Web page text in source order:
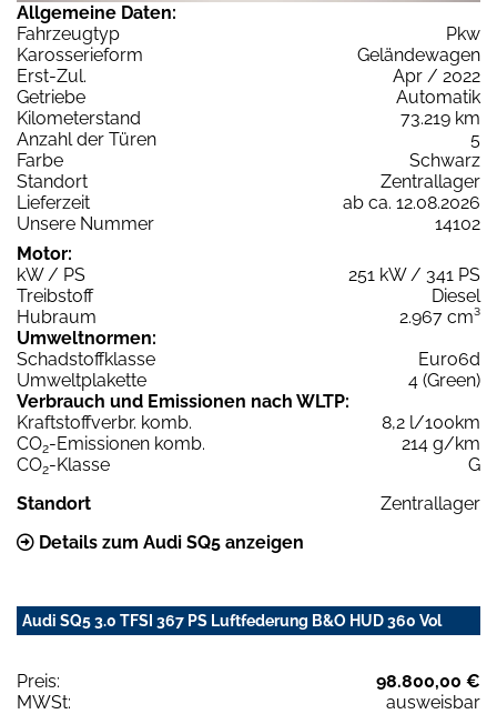
Allgemeine Daten:
Fahrzeugtyp
Pkw
Karosserieform
Geländewagen
Erst-Zul.
Apr / 2022
Getriebe
Automatik
Kilometerstand
73.219 km
Anzahl der Türen
5
Farbe
Schwarz
Standort
Zentrallager
Lieferzeit
ab ca. 12.08.2026
Unsere Nummer
14102
Motor:
kW / PS
251 kW / 341 PS
Treibstoff
Diesel
Hubraum
2.967 cm³
Umweltnormen:
Schadstoffklasse
Euro6d
Umweltplakette
4 (Green)
Verbrauch und Emissionen nach WLTP:
Kraftstoffverbr. komb.
8,2 l/100km
CO2-Emissionen komb.
214 g/km
CO2-Klasse
G
Standort
Zentrallager
Details zum Audi SQ5 anzeigen
Audi SQ5 3.0 TFSI 367 PS Luftfederung B&O HUD 360 Vol
Preis:
98.800,00 €
MWSt:
ausweisbar